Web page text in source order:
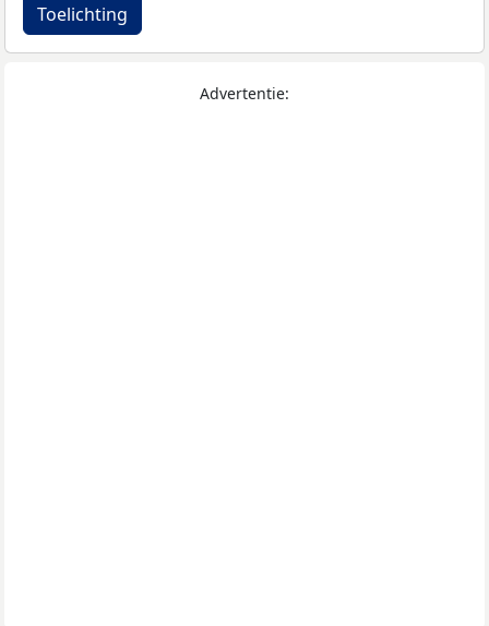
Toelichting
Advertentie: